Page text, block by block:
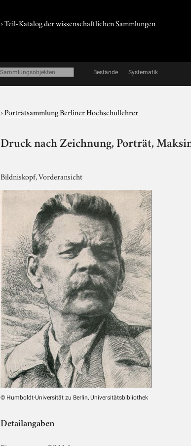
› Teil-Katalog der wissenschaftlichen Sammlungen
Bestände Systematik
›Porträtsammlung Berliner Hochschullehrer
Druck nach Zeichnung, Porträt,
Bildniskopf, Vorderansicht
© Humboldt-Universität zu Berlin, Universitätsbibliothek
Detailangaben